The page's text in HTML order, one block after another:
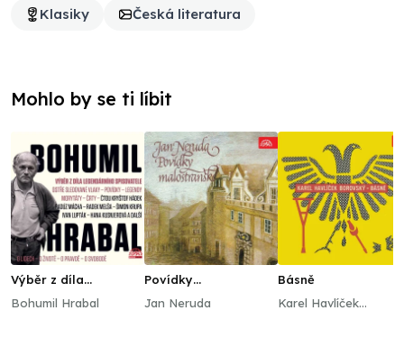
Klasiky
Česká literatura
Mohlo by se ti líbit
Výběr z díla
spisovatele
Bohumil Hrabal
Povídky
Jan Neruda
Básně
Karel Havlíček